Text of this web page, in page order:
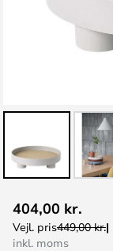
til
starten
404,00 kr.
Vejl. pris449,00 kr.
inkl. moms